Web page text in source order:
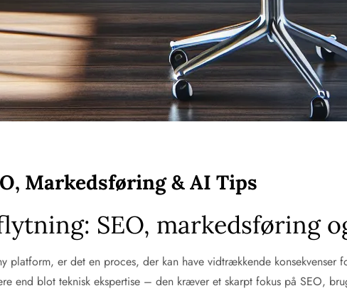
Markedsføring & AI Tips
SEO, markedsføring
platform, er det en proces, der kan have vidtrækkende
end blot teknisk ekspertise – den kræver et skarpt fokus på SEO,